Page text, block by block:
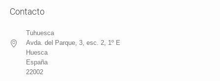
Contacto
Tuhuesca
Avda. del Parque, 3, esc. 2, 1º E
Huesca
España
22002